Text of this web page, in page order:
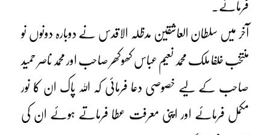
فرمائے۔
آخر میں سلطان العاشقین مدظلہ الاقدس نے دوبارہ دونوں نو
منتخب خلفا ملک محمد نعیم عباس کھوکھر صاحب اور محمد ناصر حمید
صاحب کے لیے خصوصی دعا فرمائی کہ اللہ پاک ان کا نور
مکمل فرمائے اور اپنی معرفت عطا فرماتے ہوئے ان کی